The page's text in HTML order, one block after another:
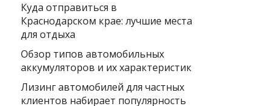
Куда отправиться в
Краснодарском крае: лучшие места
для отдыха
Обзор типов автомобильных
аккумуляторов и их характеристик
Лизинг автомобилей для частных
клиентов набирает популярность